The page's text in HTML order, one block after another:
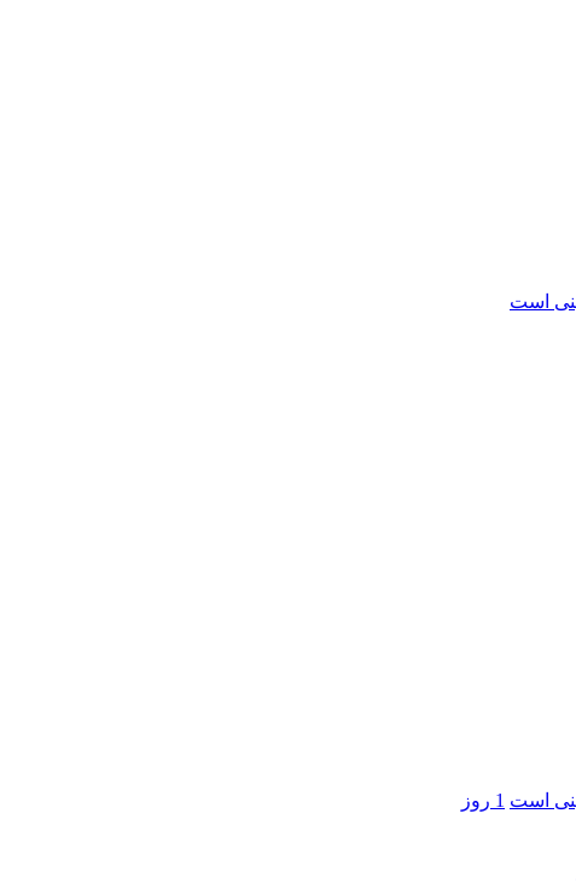
است
است 1 روز